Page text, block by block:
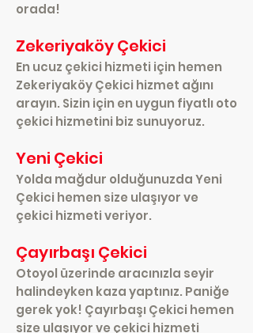
orada!
Zekeriyaköy Çekici
En ucuz çekici hizmeti için hemen
Zekeriyaköy Çekici hizmet ağını
arayın. Sizin için en uygun fiyatlı oto
çekici hizmetini biz sunuyoruz.
Yeni Çekici
Yolda mağdur olduğunuzda Yeni
Çekici hemen size ulaşıyor ve
çekici hizmeti veriyor.
Çayırbaşı Çekici
Otoyol üzerinde aracınızla seyir
halindeyken kaza yaptınız. Paniğe
gerek yok! Çayırbaşı Çekici hemen
size ulaşıyor ve çekici hizmeti